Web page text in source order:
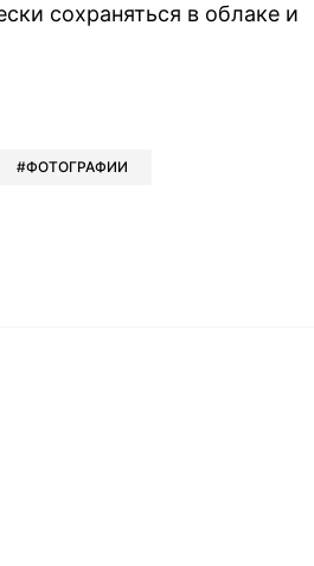
сохраняться в облаке и
ФОТОГРАФИИ